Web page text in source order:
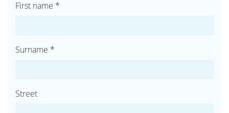
First name *
Surname *
Street